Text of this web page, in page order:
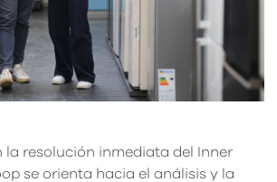
la resolución inmediata del Inner
se orienta hacia el análisis y la